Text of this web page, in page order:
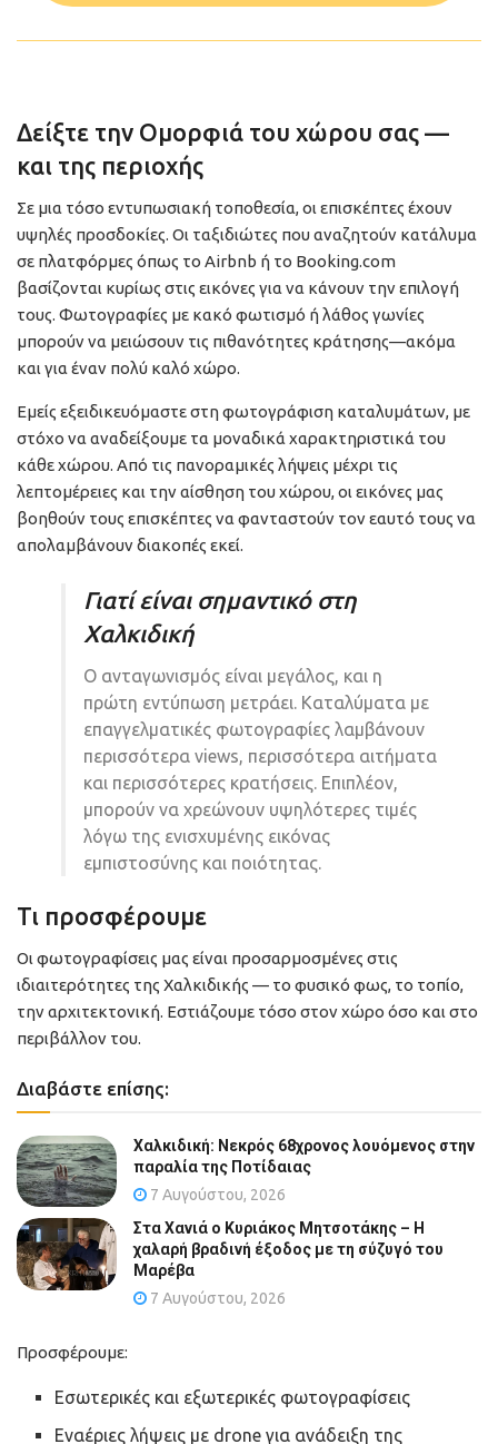
Δείξτε την Ομορφιά του χώρου σας —
και της περιοχής
Σε μια τόσο εντυπωσιακή τοποθεσία, οι επισκέπτες έχουν
υψηλές προσδοκίες. Οι ταξιδιώτες που αναζητούν κατάλυμα
σε πλατφόρμες όπως το Airbnb ή το Booking.com
βασίζονται κυρίως στις εικόνες για να κάνουν την επιλογή
τους. Φωτογραφίες με κακό φωτισμό ή λάθος γωνίες
μπορούν να μειώσουν τις πιθανότητες κράτησης—ακόμα
και για έναν πολύ καλό χώρο.
Εμείς εξειδικευόμαστε στη φωτογράφιση καταλυμάτων, με
στόχο να αναδείξουμε τα μοναδικά χαρακτηριστικά του
κάθε χώρου. Από τις πανοραμικές λήψεις μέχρι τις
λεπτομέρειες και την αίσθηση του χώρου, οι εικόνες μας
βοηθούν τους επισκέπτες να φανταστούν τον εαυτό τους να
απολαμβάνουν διακοπές εκεί.
Γιατί είναι σημαντικό στη
Χαλκιδική
Ο ανταγωνισμός είναι μεγάλος, και η
πρώτη εντύπωση μετράει. Καταλύματα με
επαγγελματικές φωτογραφίες λαμβάνουν
περισσότερα views, περισσότερα αιτήματα
και περισσότερες κρατήσεις. Επιπλέον,
μπορούν να χρεώνουν υψηλότερες τιμές
λόγω της ενισχυμένης εικόνας
εμπιστοσύνης και ποιότητας.
Τι προσφέρουμε
Οι φωτογραφίσεις μας είναι προσαρμοσμένες στις
ιδιαιτερότητες της Χαλκιδικής — το φυσικό φως, το τοπίο,
την αρχιτεκτονική. Εστιάζουμε τόσο στον χώρο όσο και στο
περιβάλλον του.
Διαβάστε επίσης:
Χαλκιδική: Νεκρός 68χρονος λουόμενος στην
παραλία της Ποτίδαιας
7 Αυγούστου, 2026
Στα Χανιά ο Κυριάκος Μητσοτάκης – Η
χαλαρή βραδινή έξοδος με τη σύζυγό του
Μαρέβα
7 Αυγούστου, 2026
Προσφέρουμε:
Εσωτερικές και εξωτερικές φωτογραφίσεις
Εναέριες λήψεις με drone για ανάδειξη της